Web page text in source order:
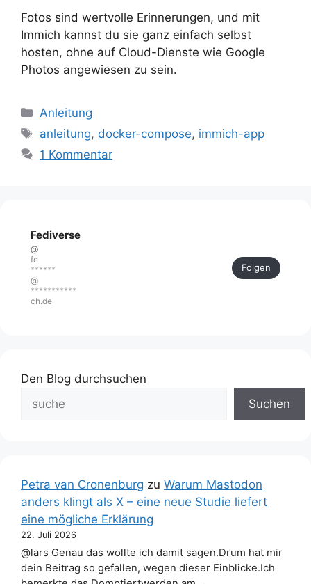
Fotos sind wertvolle Erinnerungen, und mit
Immich kannst du sie ganz einfach selbst
hosten, ohne auf Cloud-Dienste wie Google
Photos angewiesen zu sein.
Kategorien
Anleitung
Schlagwörter
anleitung, docker-compose, immich-app
1 Kommentar
Fediverse
@
fe
******
@
***********
ch.de
Folgen
Den Blog durchsuchen
Suchen
Petra van Cronenburg zu Warum Mastodon
anders klingt als X – eine neue Studie liefert
eine mögliche Erklärung
22. Juli 2026
@lars Genau das wollte ich damit sagen.Drum hat mir
dein Beitrag so gefallen, wegen dieser Einblicke.Ich